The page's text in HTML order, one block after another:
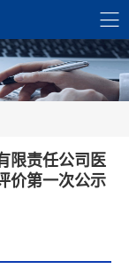
限责任公司医
价第一次公示